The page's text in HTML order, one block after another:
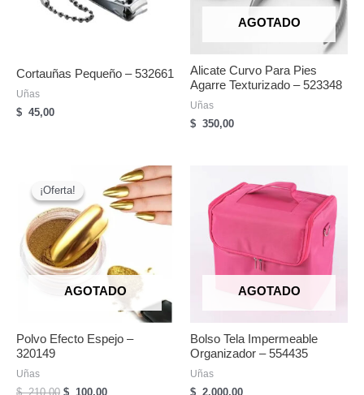
Cortauñas Pequeño – 532661
Uñas
$ 45,00
AGOTADO
Alicate Curvo Para Pies
Agarre Texturizado – 523348
Uñas
$ 350,00
¡Oferta!
AGOTADO
¡Oferta!
Polvo Efecto Espejo –
320149
Uñas
$210,00 El
$ 100,00El
AGOTADO
Bolso Tela Impermeable
Organizador – 554435
Uñas
$ 2.000,00